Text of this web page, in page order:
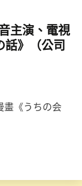
主演、電視
話》（公司
畫《うちの会